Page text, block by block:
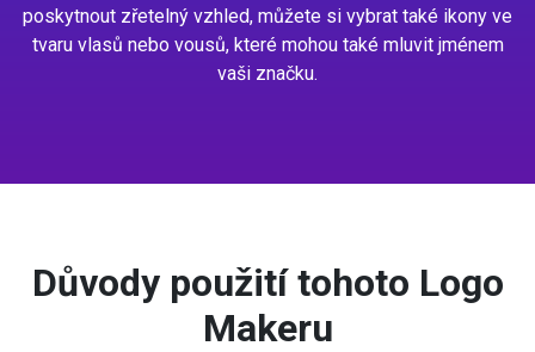
poskytnout zřetelný vzhled, můžete si vybrat také ikony ve
tvaru vlasů nebo vousů, které mohou také mluvit jménem
vaši značku.
Důvody použití tohoto Logo
Makeru